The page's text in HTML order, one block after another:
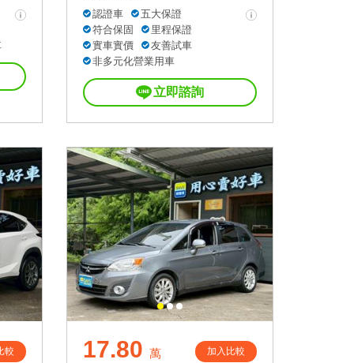
認證車
五大保證
符合保固
里程保證
實車實價
友善試車
非多元化營業用車
立即諮詢
較 17.80 萬 加入比較